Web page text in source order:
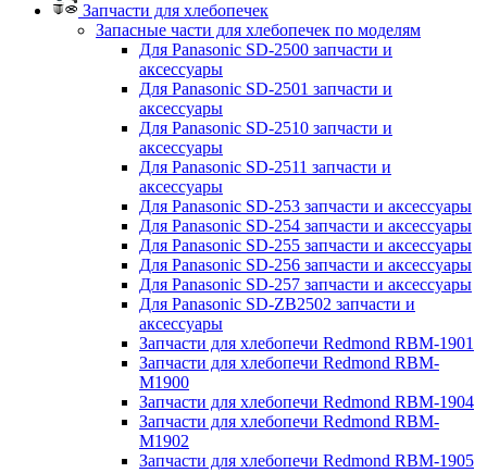
Запчасти для хлебопечек
Запасные части для хлебопечек по моделям
Для Panasonic SD-2500 запчасти и
аксессуары
Для Panasonic SD-2501 запчасти и
аксессуары
Для Panasonic SD-2510 запчасти и
аксессуары
Для Panasonic SD-2511 запчасти и
аксессуары
Для Panasonic SD-253 запчасти и аксессуары
Для Panasonic SD-254 запчасти и аксессуары
Для Panasonic SD-255 запчасти и аксессуары
Для Panasonic SD-256 запчасти и аксессуары
Для Panasonic SD-257 запчасти и аксессуары
Для Panasonic SD-ZB2502 запчасти и
аксессуары
Запчасти для хлебопечи Redmond RBM-1901
Запчасти для хлебопечи Redmond RBM-
M1900
Запчасти для хлебопечи Redmond RBM-1904
Запчасти для хлебопечи Redmond RBM-
M1902
Запчасти для хлебопечи Redmond RBM-1905